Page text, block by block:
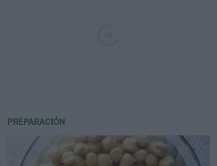
PREPARACIÓN